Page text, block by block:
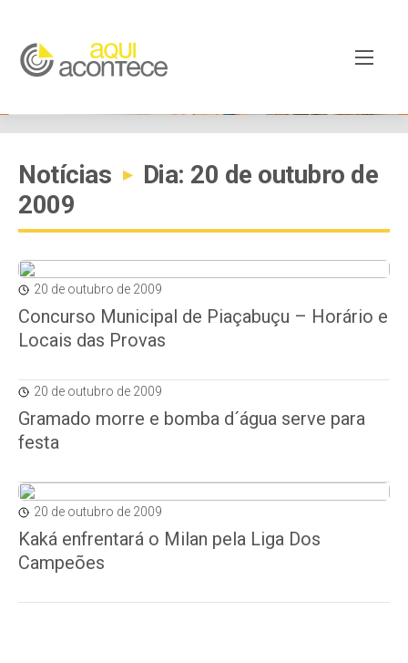
Notícias ▸
Dia: 20 de outubro de
2009
20 de outubro de 2009
Concurso Municipal de Piaçabuçu – Horário e
Locais das Provas
20 de outubro de 2009
Gramado morre e bomba d´água serve para
festa
20 de outubro de 2009
Kaká enfrentará o Milan pela Liga Dos
Campeões